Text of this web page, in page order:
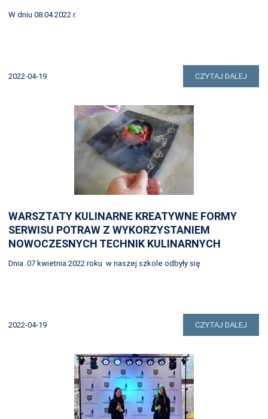
W dniu 08.04.2022 r.
2022-04-19 CZYTAJ DALEJ
WARSZTATY KULINARNE KREATYWNE FORMY
SERWISU POTRAW Z WYKORZYSTANIEM
NOWOCZESNYCH TECHNIK KULINARNYCH
Dnia 07 kwietnia 2022 roku w naszej szkole odbyły się
2022-04-19 CZYTAJ DALEJ